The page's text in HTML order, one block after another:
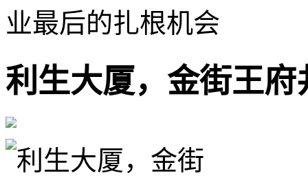
业最后的扎根机会
利生大厦，金街王